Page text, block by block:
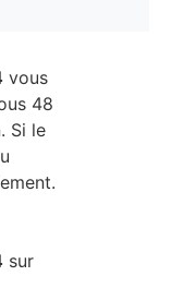
vous
48
Si le
sur